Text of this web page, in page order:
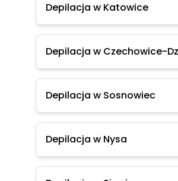
Depilacja w Katowice
Depilacja w Czechowice-
Depilacja w Sosnowiec
Depilacja w Nysa